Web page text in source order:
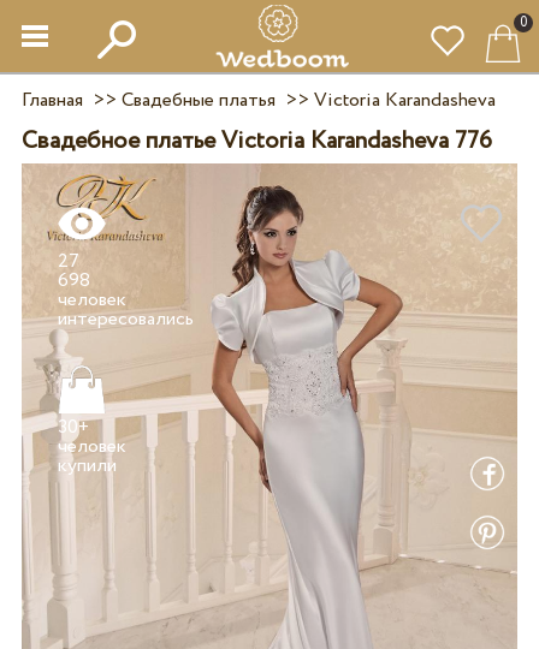
0
Главная >> Свадебные платья >> Victoria Karandasheva
Свадебное платье Victoria Karandasheva 776
27
698
человек
30+
человек